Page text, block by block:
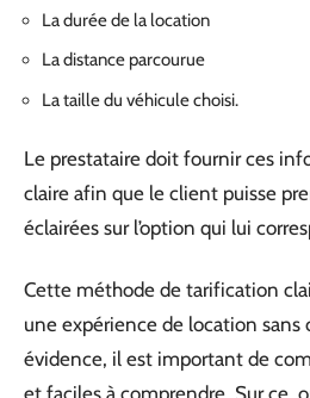
La durée de la location
La distance parcourue
La taille du véhicule choisi.
Le prestataire doit fournir ces
claire afin que le client puisse
éclairées sur l’option qui lui
Cette méthode de tarification
une expérience de location
évidence, il est important de
et faciles à comprendre. Sur ce,